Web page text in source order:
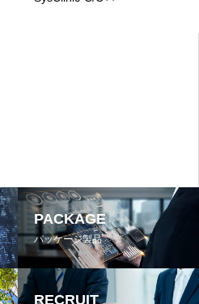
PACKAGE
パッケージ製品
RECRUIT